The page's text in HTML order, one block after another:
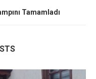
Tamamladı